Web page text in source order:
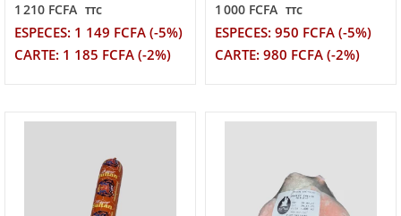
1 210 FCFA TTC
ESPECES: 1 149 FCFA (-5%)
CARTE: 1 185 FCFA (-2%)
1 000 FCFA TTC
ESPECES: 950 FCFA (-5%)
CARTE: 980 FCFA (-2%)